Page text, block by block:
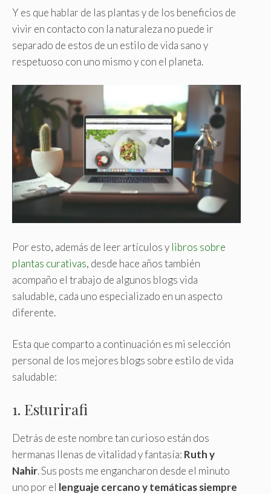
Y es que hablar de las plantas y de los beneficios de
vivir en contacto con la naturaleza no puede ir
separado de estos de un estilo de vida sano y
respetuoso con uno mismo y con el planeta.
Por esto, además de leer artículos y libros sobre
plantas curativas, desde hace años también
acompaño el trabajo de algunos blogs vida
saludable, cada uno especializado en un aspecto
diferente.
Esta que comparto a continuación es mi selección
personal de los mejores blogs sobre estilo de vida
saludable:
1. Esturirafi
Detrás de este nombre tan curioso están dos
hermanas llenas de vitalidad y fantasía: Ruth y
Nahir. Sus posts me engancharon desde el minuto
uno por el lenguaje cercano y temáticas siempre